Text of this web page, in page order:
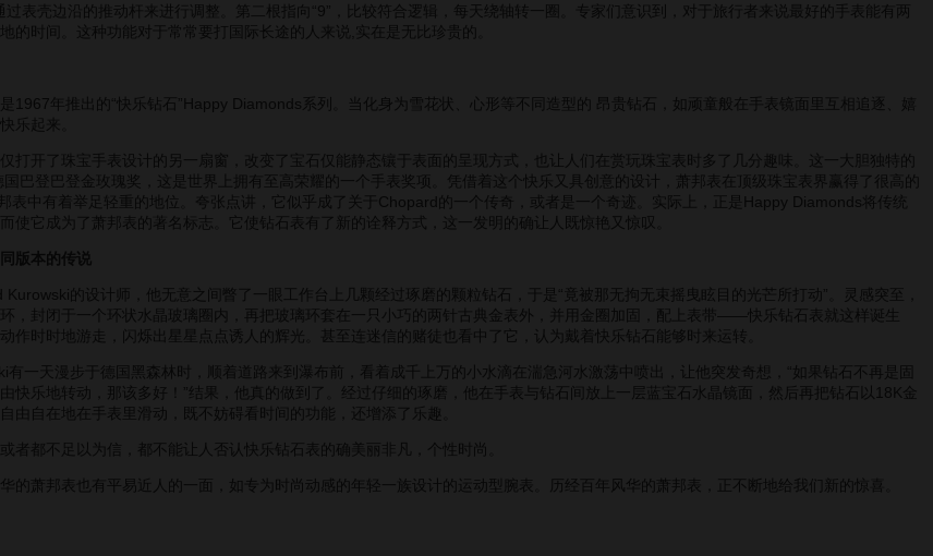
表壳边沿的推动杆来进行调整。第二根指向“9”，比较符合逻辑，每天绕轴转一圈。专家们意识到，对于旅行者来说最好的手表能有两
的时间。这种功能对于常常要打国际长途的人来说,实在是无比珍贵的。
年推出的“快乐钻石”Happy Diamonds系列。当化身为雪花状、心形等不同造型的 昂贵钻石，如顽童般在手表镜面里互相追逐、嬉
乐起来。
开了珠宝手表设计的另一扇窗，改变了宝石仅能静态镶于表面的呈现方式，也让人们在赏玩珠宝表时多了几分趣味。这一大胆独特的
国巴登巴登金玫瑰奖，这是世界上拥有至高荣耀的一个手表奖项。凭借着这个快乐又具创意的设计，萧邦表在顶级珠宝表界赢得了很高的
表中有着举足轻重的地位。夸张点讲，它似乎成了关于Chopard的一个传奇，或者是一个奇迹。实际上，正是Happy Diamonds将传统
使它成为了萧邦表的著名标志。它使钻石表有了新的诠释方式，这一发明的确让人既惊艳又惊叹。
版本的传说
的设计师，他无意之间瞥了一眼工作台上几颗经过琢磨的颗粒钻石，于是“竟被那无拘无束摇曳眩目的光芒所打动”。灵感突至，
，封闭于一个环状水晶玻璃圈内，再把玻璃环套在一只小巧的两针古典金表外，并用金圈加固，配上表带——快乐钻石表就这样诞生
作时时地游走，闪烁出星星点点诱人的辉光。甚至连迷信的赌徒也看中了它，认为戴着快乐钻石能够时来运转。
天漫步于德国黑森林时，顺着道路来到瀑布前，看着成千上万的小水滴在湍急河水激荡中喷出，让他突发奇想，“如果钻石不再是固
快乐地转动，那该多好！”结果，他真的做到了。经过仔细的琢磨，他在手表与钻石间放上一层蓝宝石水晶镜面，然后再把钻石以18K金
由自在地在手表里滑动，既不妨碍看时间的功能，还增添了乐趣。
都不足以为信，都不能让人否认快乐钻石表的确美丽非凡，个性时尚。
萧邦表也有平易近人的一面，如专为时尚动感的年轻一族设计的运动型腕表。历经百年风华的萧邦表，正不断地给我们新的惊喜。